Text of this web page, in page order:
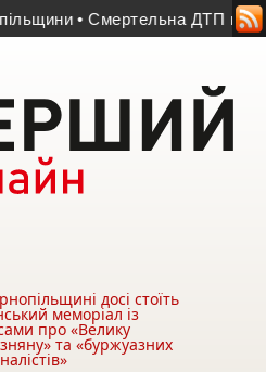
• Смертельна ДТП на
досі стоїть
меморіал із
про «Велику
та «буржуазних